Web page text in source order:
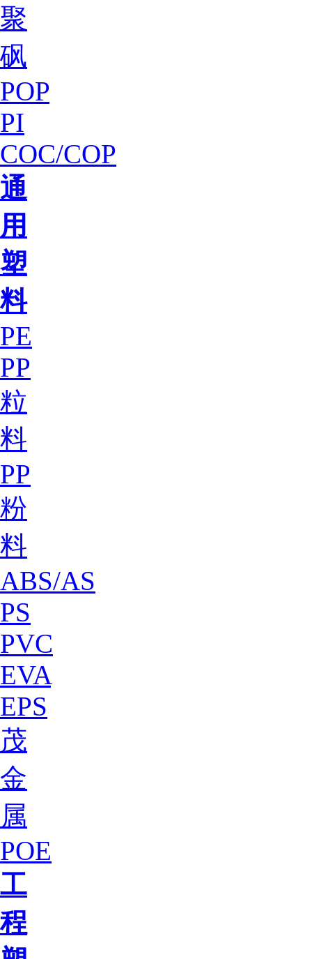
聚
砜
POP
PI
COC/COP
通
用
塑
料
PE
PP
粒
料
PP
粉
料
ABS/AS
PS
PVC
EVA
EPS
茂
金
属
POE
工
程